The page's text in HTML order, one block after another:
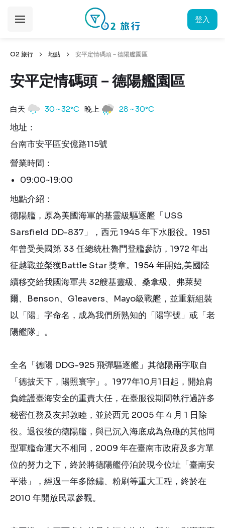
登入
O2 旅行 地點 安平定情碼頭－德陽艦園區
安平定情碼頭－德陽艦園區
白天 30 ~ 32°C 晚上 28 ~ 30°C
地址：
台南市安平區安億路115號
營業時間：
09:00~19:00
地點介紹：
德陽艦，原為美國海軍的基靈級驅逐艦「USS
Sarsfield DD-837」，西元 1945 年下水服役。1951
年曾受美國第 33 任總統杜魯門登艦參訪，1972 年出
征越戰並榮獲Battle Star 獎章。1954 年開始,美國陸
續移交給我國海軍共 32艘基靈級、桑拿級、弗萊契
爾、Benson、Gleavers、Mayo級戰艦，並重新組裝
以「陽」字命名，成為我們所熟知的「陽字號」或「老
陽艦隊」。
全名「德陽 DDG-925 飛彈驅逐艦」其德陽兩字取自
「德披天下，陽照寰宇」。1977年10月1日起，開始肩
負維護臺海安全的重責大任，在臺服役期間執行過許多
秘密任務及友邦敦睦，並於西元 2005 年 4 月 1 日除
役。退役後的德陽艦，與已沉入海底成為魚礁的其他同
型軍艦命運大不相同，2009 年在臺南市政府及多方單
位的努力之下，終於將德陽艦停泊於現今位址「臺南安
平港」，經過一年多除鏽、粉刷等重大工程，終於在
2010 年開放民眾參觀。